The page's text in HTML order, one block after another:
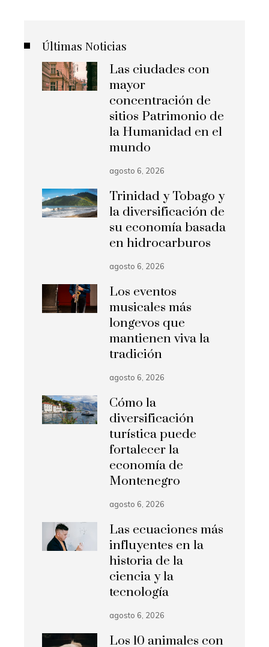
Últimas Noticias
Las ciudades con
mayor
concentración de
sitios Patrimonio de
la Humanidad en el
mundo
agosto 6, 2026
Trinidad y Tobago y
la diversificación de
su economía basada
en hidrocarburos
agosto 6, 2026
Los eventos
musicales más
longevos que
mantienen viva la
tradición
agosto 6, 2026
Cómo la
diversificación
turística puede
fortalecer la
economía de
Montenegro
agosto 6, 2026
Las ecuaciones más
influyentes en la
historia de la
ciencia y la
tecnología
agosto 6, 2026
Los 10 animales con